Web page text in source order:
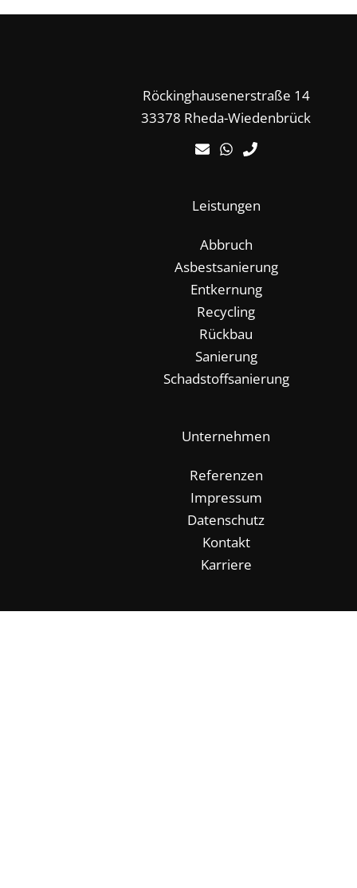
Röckinghausenerstraße 14
33378 Rheda-Wiedenbrück
Leistungen
Abbruch
Asbestsanierung
Entkernung
Recycling
Rückbau
Sanierung
Schadstoffsanierung
Unternehmen
Referenzen
Impressum
Datenschutz
Kontakt
Karriere